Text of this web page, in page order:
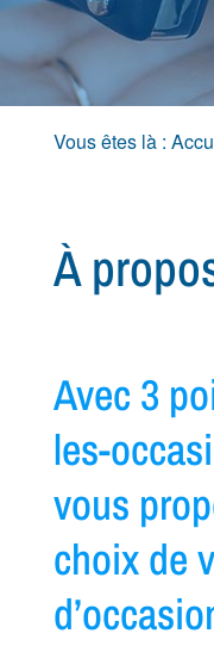
Vous êtes là :
À
Avec 3
les-
vous
choix de